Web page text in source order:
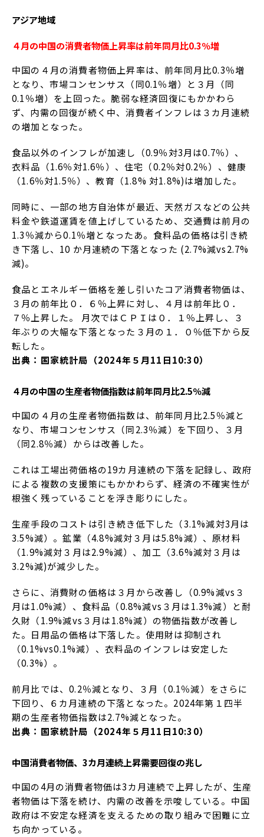
アジア地域
４月の中国の消費者物価上昇率は前年同月比0.3％増
中国の４月の消費者物価上昇率は、前年同月比0.3％増
となり、市場コンセンサス（同0.1％増）と３月（同
0.1％増）を上回った。脆弱な経済回復にもかかわら
ず、内需の回復が続く中、消費者インフレは３カ月連続
の増加となった。
食品以外のインフレが加速し（0.9％対3月は0.7％）、
衣料品（1.6％対1.6％）、住宅（0.2％対0.2％）、健康
（1.6％対1.5％）、教育（1.8% 対1.8%)は増加した。
同時に、一部の地方自治体が最近、天然ガスなどの公共
料金や鉄道運賃を値上げしているため、交通費は前月の
1.3％減から0.1％増となったあ。食料品の価格は引き続
き下落し、10 か月連続の下落となった (2.7%減vs2.7%
減)。
食品とエネルギー価格を差し引いたコア消費者物価は、
３月の前年比０．６％上昇に対し、４月は前年比０．
７％上昇した。 月次ではＣＰＩは０．１％上昇し、３
年ぶりの大幅な下落となった３月の１．０％低下から反
転した。
出典：国家統計局（2024年５月11日10:30）
４月の中国の生産者物価指数は前年同月比2.5％減
中国の４月の生産者物価指数は、前年同月比2.5％減と
なり、市場コンセンサス（同2.3％減）を下回り、３月
（同2.8％減）からは改善した。
これは工場出荷価格の19カ月連続の下落を記録し、政府
による複数の支援策にもかかわらず、経済の不確実性が
根強く残っていることを浮き彫りにした。
生産手段のコストは引き続き低下した（3.1%減対3月は
3.5%減）。鉱業（4.8%減対３月は5.8%減）、原材料
（1.9%減対３月は2.9%減）、加工（3.6%減対３月は
3.2%減)が減少した。
さらに、消費財の価格は３月から改善し（0.9%減vs３
月は1.0%減）、食料品（0.8%減vs３月は1.3%減）と耐
久財（1.9%減vs３月は1.8%減）の物価指数が改善し
た。日用品の価格は下落した。使用財は抑制され
（0.1%vs0.1%減）、衣料品のインフレは安定した
（0.3%）。
前月比では、0.2％減となり、３月（0.1％減）をさらに
下回り、６カ月連続の下落となった。2024年第１四半
期の生産者物価指数は2.7%減となった。
出典：国家統計局（2024年５月11日10:30）
中国消費者物価、3カ月連続上昇需要回復の兆し
中国の4月の消費者物価は3カ月連続で上昇したが、生産
者物価は下落を続け、内需の改善を示唆している。中国
政府は不安定な経済を支えるための取り組みで困難に立
ち向かっている。